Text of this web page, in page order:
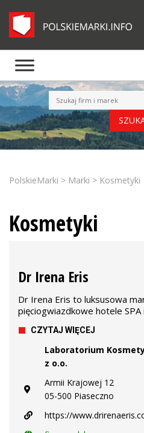
PolskieMarki > Marki > Kosmetyki
Kosmetyki
Dr Irena Eris
Dr Irena Eris to luksusowa
pięciogwiazdkowe hotele
CZYTAJ WIĘCEJ
Laboratorium
z o.o.
Armii Krajowej 12
05-500 Piaseczno
https://